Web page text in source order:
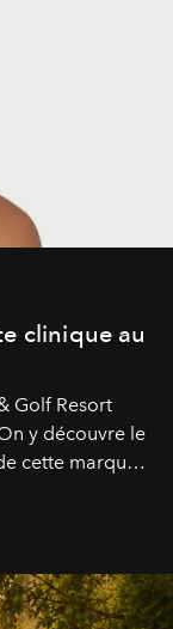
clinique au
Golf Resort
y découvre le
cette marque
plastique
actif breveté,